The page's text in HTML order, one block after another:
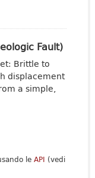
Fault)
Brittle to
displacement
a simple,
le API (vedi